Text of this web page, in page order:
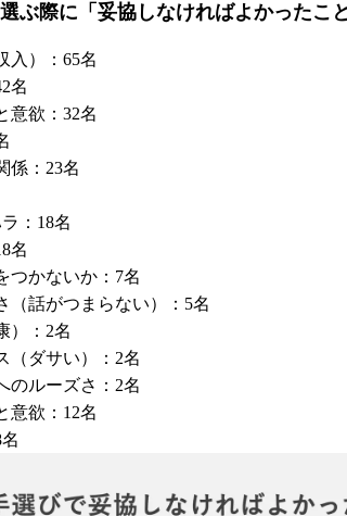
ぶ際に「妥協しなければよかったこ
入）：65名
名
意欲：32名
係：23名
：18名
名
つかないか：7名
（話がつまらない）：5名
）：2名
（ダサい）：2名
のルーズさ：2名
意欲：12名